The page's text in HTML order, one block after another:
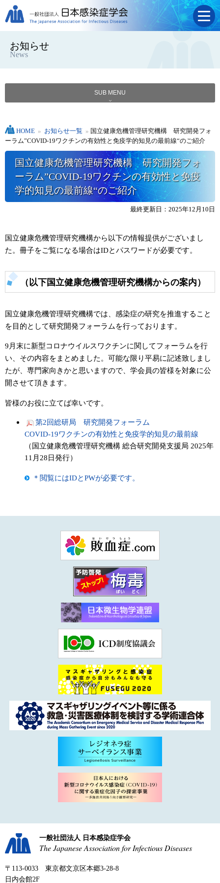
お知らせ
News
SUB MENU
HOME » お知らせ一覧 » 国立健康危機管理研究機構 研究開発フォ
ーラム”COVID-19ワクチンの有効性と免疫学的知見の最前線“のご紹介
国立健康危機管理研究機構 研究開発フォ
ーラム”COVID-19ワクチンの有効性と免疫
学的知見の最前線“のご紹介
最終更新日：2025年12月10日
国立健康危機管理研究機構から以下の情報提供がございまし
た。冊子をご覧になる場合はIDとパスワードが必要です。
（以下国立健康危機管理研究機構からの案内）
国立健康危機管理研究機構では、感染症の研究を推進すること
を目的として研究開発フォーラムを行っております。
9月末に新型コロナウイルスワクチンに関してフォーラムを行
い、その内容をまとめました。可能な限り平易に記述致しまし
たが、専門家向きかと思いますので、学会員の皆様を対象に公
開させて頂きます。
皆様のお役に立てば幸いです。
第2回総研局 研究開発フォーラム
COVID-19ワクチンの有効性と免疫学的知見の最前線
（国立健康危機管理研究機構 総合研究開発支援局 2025年
11月28日発行）
＊閲覧にはIDとPWが必要です。
一般社団法人 日本感染症学会
The Japanese Association for Infectious Diseases
〒113-0033 東京都文京区本郷3-28-8
日内会館2F